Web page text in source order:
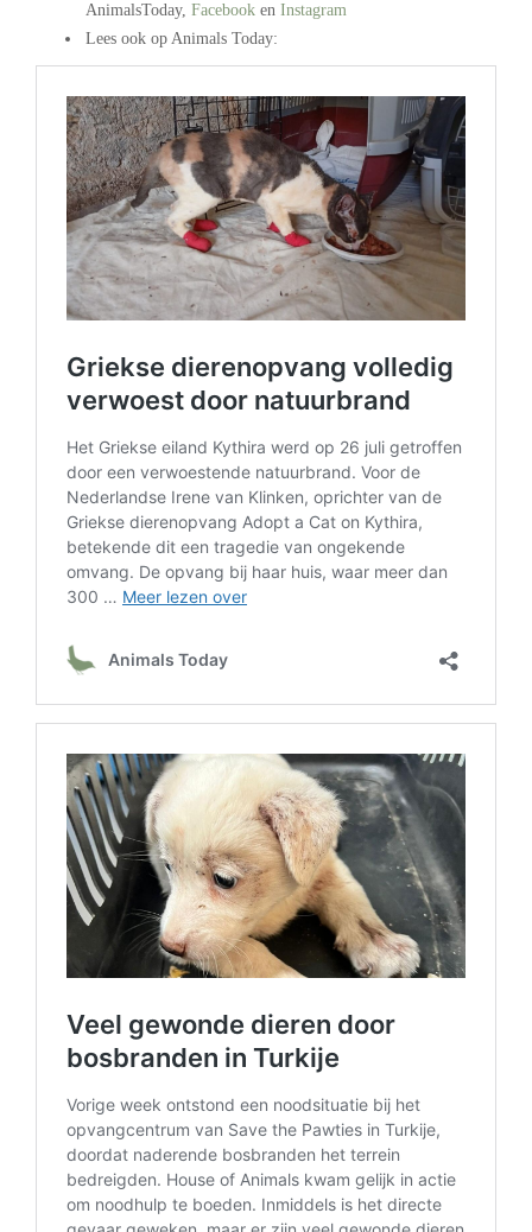
AnimalsToday, Facebook en Instagram
Lees ook op Animals Today: